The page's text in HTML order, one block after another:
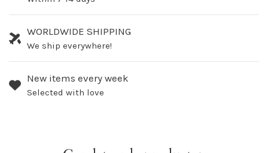
WORLDWIDE SHIPPING
We ship everywhere!
New items every week
Selected with love